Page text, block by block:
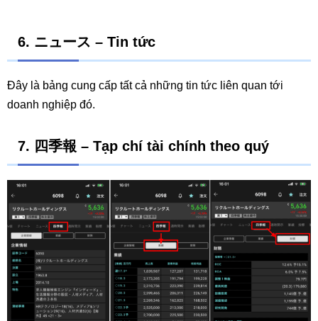
6. ニュース – Tin tức
Đây là bảng cung cấp tất cả những tin tức liên quan tới
doanh nghiệp đó.
7. 四季報 – Tạp chí tài chính theo quý